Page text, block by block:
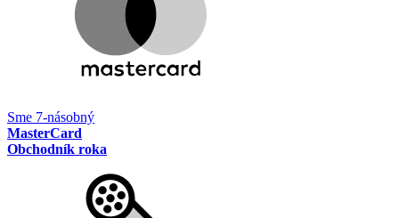
Sme 7-násobný
MasterCard
Obchodník roka